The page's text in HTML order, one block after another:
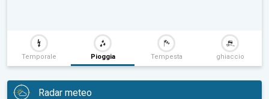
Temporale Pioggia Tempesta ghiaccio
Radar meteo